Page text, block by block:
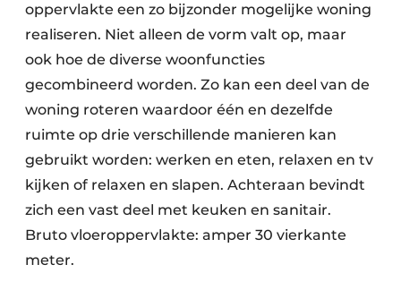
oppervlakte een zo bijzonder mogelijke woning
realiseren. Niet alleen de vorm valt op, maar
ook hoe de diverse woonfuncties
gecombineerd worden. Zo kan een deel van de
woning roteren waardoor één en dezelfde
ruimte op drie verschillende manieren kan
gebruikt worden: werken en eten, relaxen en tv
kijken of relaxen en slapen. Achteraan bevindt
zich een vast deel met keuken en sanitair.
Bruto vloeroppervlakte: amper 30 vierkante
meter.